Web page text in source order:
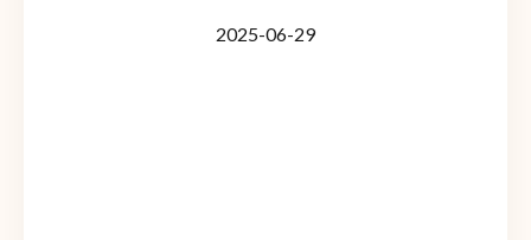
2025-06-29